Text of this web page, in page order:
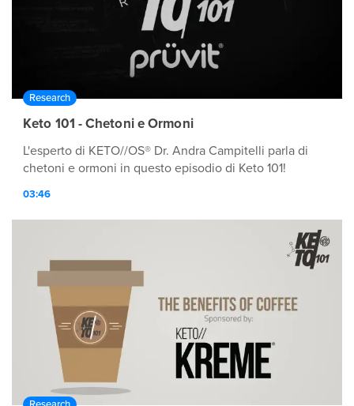
Research
Keto 101 - Chetoni e Ormoni
L'esperto di KETO//OS® Dr. Andra Campitelli parla di
chetoni e ormoni in questo episodio di Keto 101!
03:46